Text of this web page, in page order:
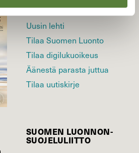
LEHTI
Uusin lehti
Tilaa Suomen Luonto
Tilaa digilukuoikeus
Äänestä parasta juttua
Tilaa uutiskirje
SUOMEN LUONNON­
SUOJELU­LIITTO